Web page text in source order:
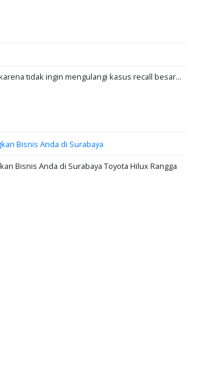
tidak ingin mengulangi kasus recall besar...
Bisnis Anda di Surabaya
Bisnis Anda di Surabaya Toyota Hilux Rangga